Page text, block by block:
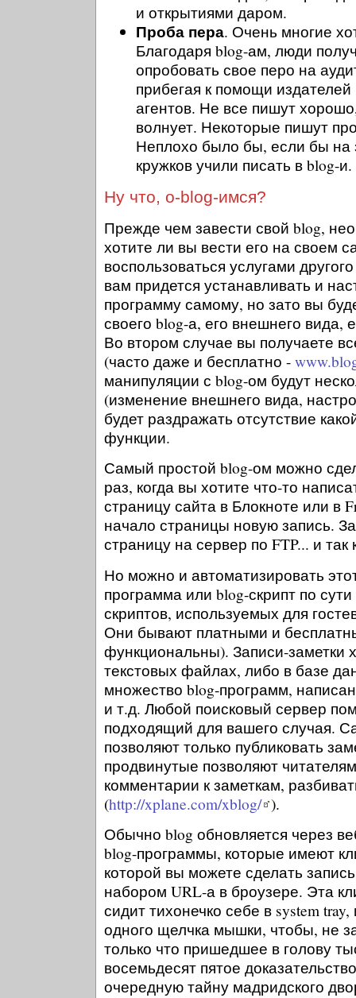
и открытиями даром.
Проба пера. Очень многие
Благодаря blog-ам, люди
опробовать свое перо на
прибегая к помощи
агентов. Не все пишут
волнует. Некоторые пишут
Неплохо было бы, если бы на
кружков учили писать в blog-и.
Ну что, о-blog-имся?
Прежде чем завести свой blog,
хотите ли вы вести его на своем
воспользоваться услугами
вам придется устанавливать и
программу самому, но зато вы
своего blog-а, его внешнего вида,
Во втором случае вы получаете
(часто даже и бесплатно -
манипуляции с blog-ом будут
(изменение внешнего вида,
будет раздражать отсутствие
функции.
Самый простой blog-ом можно
раз, когда вы хотите что-то
страницу сайта в Блокноте или в
начало страницы новую запись.
страницу на сервер по FTP... и
Но можно и автоматизировать
программа или blog-скрипт по
скриптов, используемых для
Они бывают платными и
функциональны). Записи-заметки
текстовых файлах, либо в базе
множество blog-программ,
и т.д. Любой поисковый сервер
подходящий для вашего случая.
позволяют только публиковать
продвинутые позволяют
комментарии к заметкам,
(http://xplane.com/xblog/ ).
Обычно blog обновляется через
blog-программы, которые имеют
которой вы можете сделать
набором URL-а в броузере. Эта
сидит тихонечко себе в system
одного щелчка мышки, чтобы, не
только что пришедшее в голову
восемьдесят пятое
очередную тайну мадридского